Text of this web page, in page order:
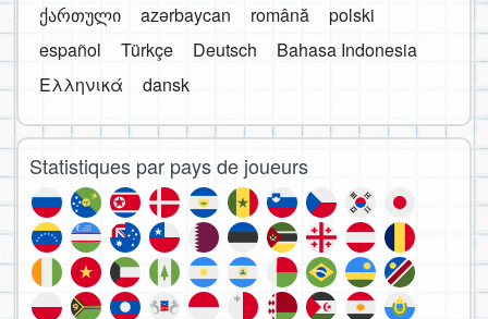
ქართული
azərbaycan română
polski
español
Türkçe Deutsch
Bahasa Indonesia
Ελληνικά
dansk
Statistiques par pays de joueurs